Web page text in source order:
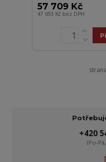
57 709 Kč
47 693 Kč bez DPH
strana
+420
(Po-